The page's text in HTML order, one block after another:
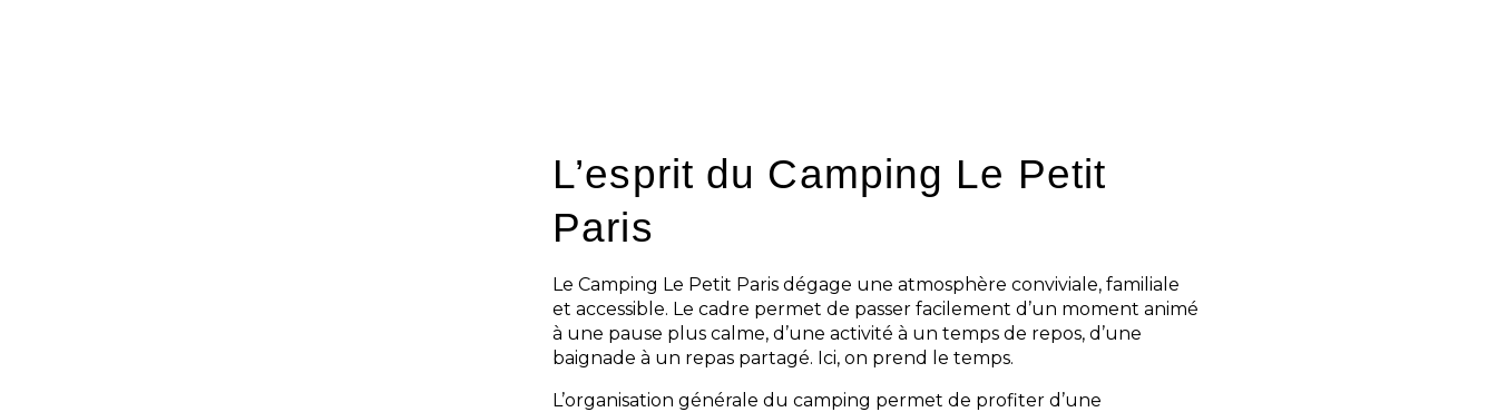
L’esprit du Camping Le Petit
Paris
Le Camping Le Petit Paris dégage une atmosphère conviviale, familiale
et accessible. Le cadre permet de passer facilement d’un moment animé
à une pause plus calme, d’une activité à un temps de repos, d’une
baignade à un repas partagé. Ici, on prend le temps.
L’organisation générale du camping permet de profiter d’une